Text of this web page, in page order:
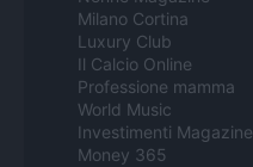
Milano Cortina
Luxury Club
Il Calcio Online
Professione mamma
World Music
Investimenti Magazine
Money 365